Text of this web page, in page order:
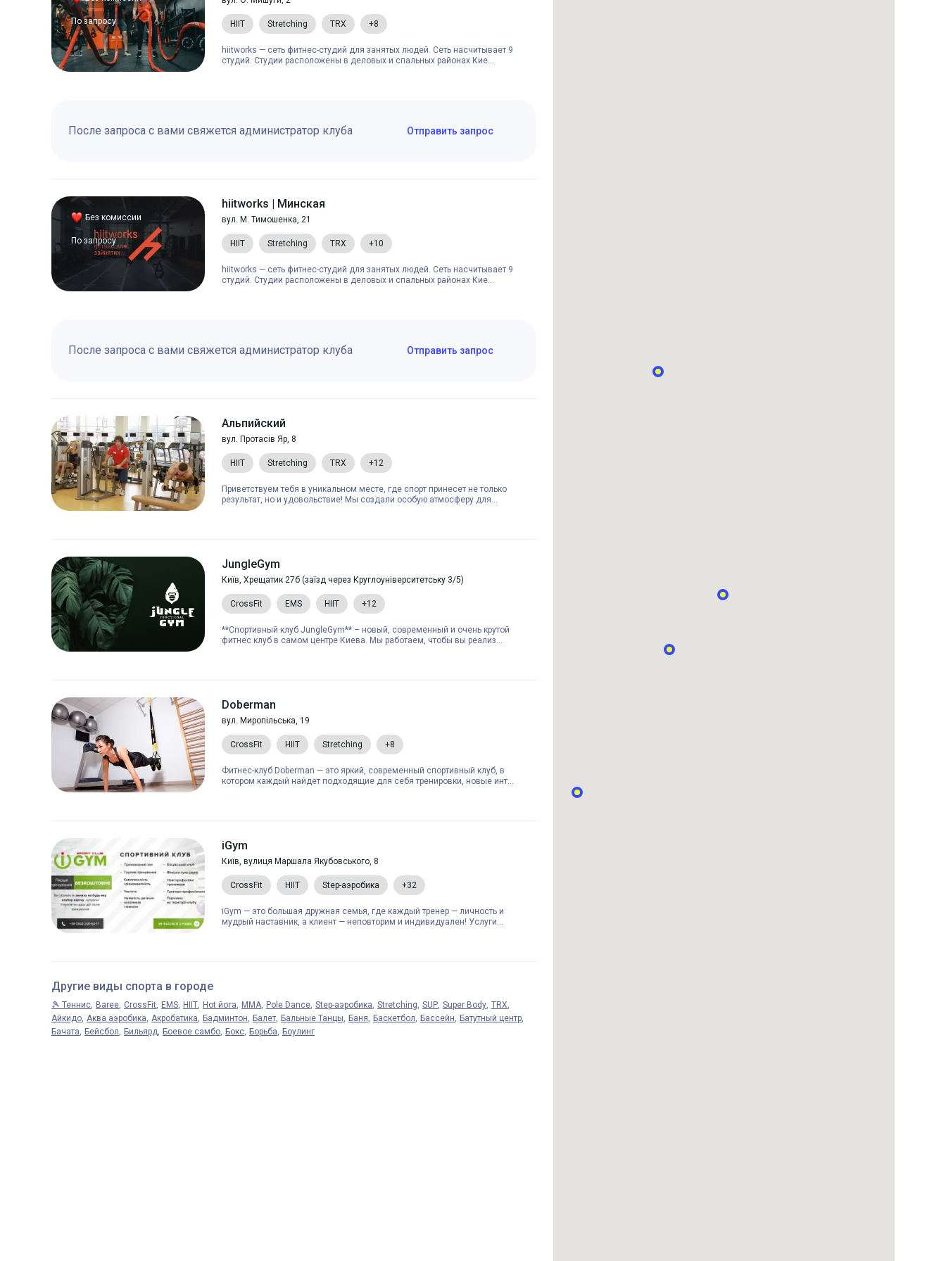
По запросу HIIT Stretching TRX +8
hiitworks — сеть фитнес-студий для занятых людей. Сеть насчитывает 9
студий. Студии расположены в деловых и спальных районах Кие...
После запроса с вами свяжется администратор клуба Отправить запрос
Без комиссии
По запросу
hiitworks | Минская
вул. М. Тимошенка, 21
HIIT Stretching TRX +10
hiitworks — сеть фитнес-студий для занятых людей. Сеть насчитывает 9
студий. Студии расположены в деловых и спальных районах Кие...
После запроса с вами свяжется администратор клуба Отправить запрос
Альпийский
вул. Протасів Яр, 8
HIIT Stretching TRX +12
Приветствуем тебя в уникальном месте, где спорт принесет не только
результат, но и удовольствие! Мы создали особую атмосферу для...
JungleGym
Київ, Хрещатик 27б (заїзд через Круглоуніверситетську 3/5)
CrossFit EMS HIIT +12
**Спортивный клуб JungleGym** – новый, современный и очень крутой
фитнес клуб в самом центре Киева. Мы работаем, чтобы вы реализ...
Doberman
вул. Миропільська, 19
CrossFit HIIT Stretching +8
Фитнес-клуб Doberman — это яркий, современный спортивный клуб, в
котором каждый найдет подходящие для себя тренировки, новые инт...
iGym
Київ, вулиця Маршала Якубовського, 8
CrossFit HIIT Step-аэробика +32
iGym — это большая дружная семья, где каждый тренер — личность и
мудрый наставник, а клиент — неповторим и индивидуален! Услуги...
Другие виды спорта в городе
🎾 Теннис Baree CrossFit EMS HIIT Hot йога MMA Pole Dance Step-аэробика Stretching SUP Super Body TRX
Айкидо Аква аэробика Акробатика Бадминтон Балет Бальные Танцы Баня Баскетбол Бассейн
Батутный центр
Бачата
Бейсбол Бильярд Боевое самбо Бокс Борьба Боулинг